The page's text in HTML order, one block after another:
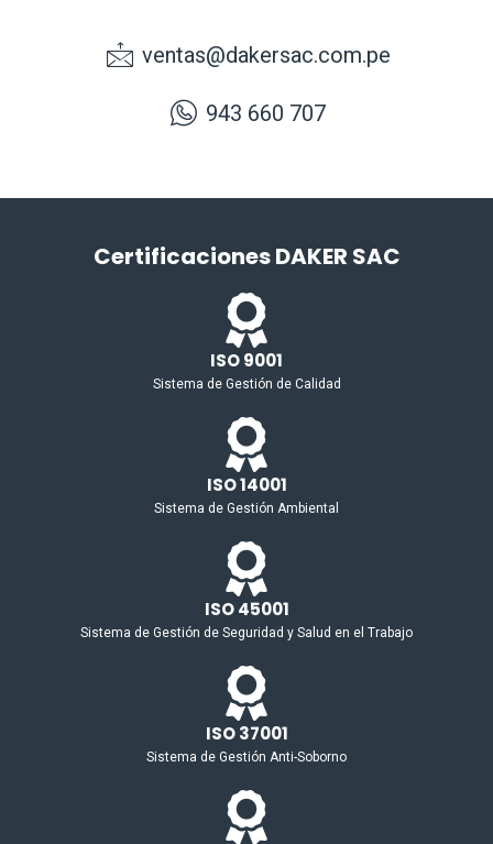
ventas@dakersac.com.pe
943 660 707
Certificaciones DAKER SAC
ISO 9001
Sistema de Gestión de Calidad
ISO 14001
Sistema de Gestión Ambiental
ISO 45001
Sistema de Gestión de Seguridad y Salud en el Trabajo
ISO 37001
Sistema de Gestión Anti-Soborno